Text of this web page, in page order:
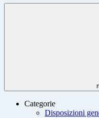
Categorie
Disposizioni